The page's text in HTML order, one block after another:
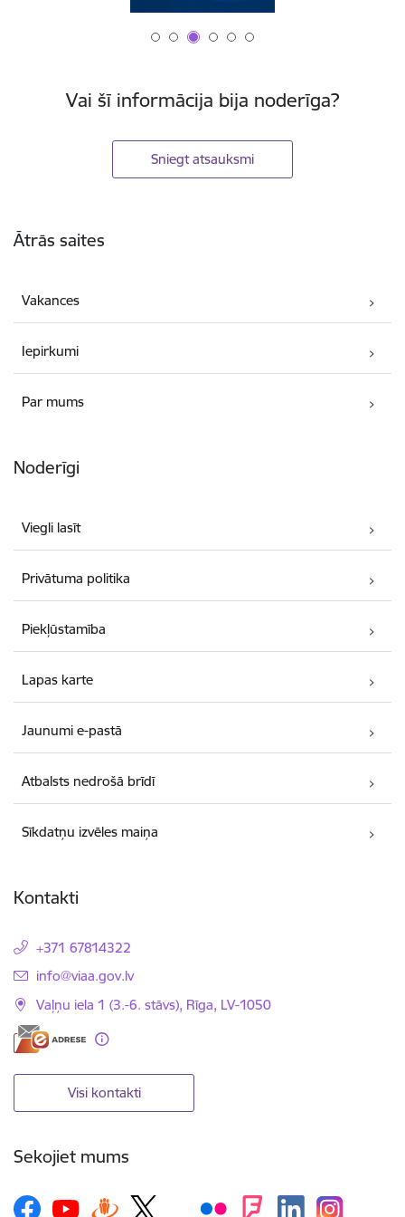
Vai šī informācija bija noderīga?
Sniegt atsauksmi
Ātrās saites
Vakances
Iepirkumi
Par mums
Noderīgi
Viegli lasīt
Privātuma politika
Piekļūstamība
Lapas karte
Jaunumi e-pastā
Atbalsts nedrošā brīdī
Sīkdatņu izvēles maiņa
Kontakti
+371 67814322
E-pasts:
info@viaa.gov.lv
Vaļņu iela 1 (3.-6. stāvs), Rīga, LV-1050
Visi kontakti
Sekojiet mums